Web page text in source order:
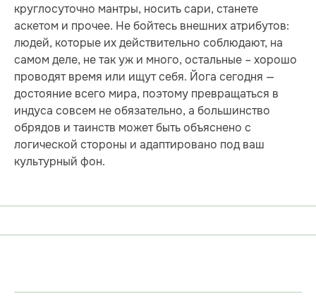
круглосуточно мантры, носить сари, станете
аскетом и прочее. Не бойтесь внешних атрибутов:
людей, которые их действительно соблюдают, на
самом деле, не так уж и много, остальные – хорошо
проводят время или ищут себя. Йога сегодня —
достояние всего мира, поэтому превращаться в
индуса совсем не обязательно, а большинство
обрядов и таинств может быть объяснено с
логической стороны и адаптировано под ваш
культурный фон.